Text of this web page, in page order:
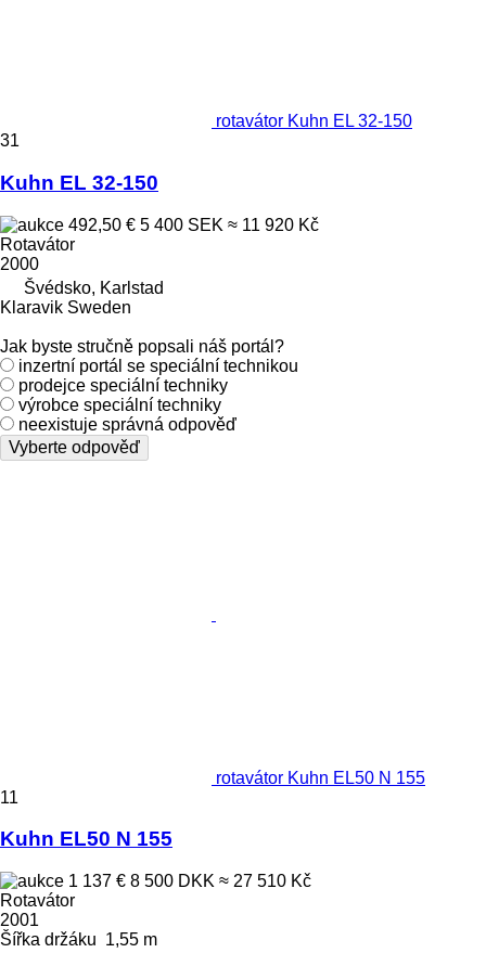
rotavátor Kuhn EL 32-150
31
Kuhn EL 32-150
492,50 € 5 400 SEK ≈ 11 920 Kč
Rotavátor
2000
Švédsko, Karlstad
Klaravik Sweden
Jak byste stručně popsali náš portál?
inzertní portál se speciální technikou
prodejce speciální techniky
výrobce speciální techniky
neexistuje správná odpověď
Vyberte odpověď
rotavátor Kuhn EL50 N 155
11
Kuhn EL50 N 155
1 137 € 8 500 DKK ≈ 27 510 Kč
Rotavátor
2001
Šířka držáku 1,55 m